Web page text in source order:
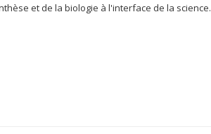
et de la biologie à l'interface de la science.